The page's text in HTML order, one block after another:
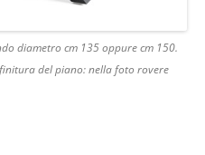
diametro cm 135 oppure cm 150.
del piano: nella foto rovere